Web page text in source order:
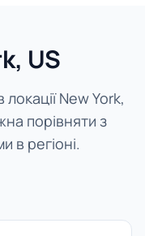
US
New York,
порівняти з
в регіоні.